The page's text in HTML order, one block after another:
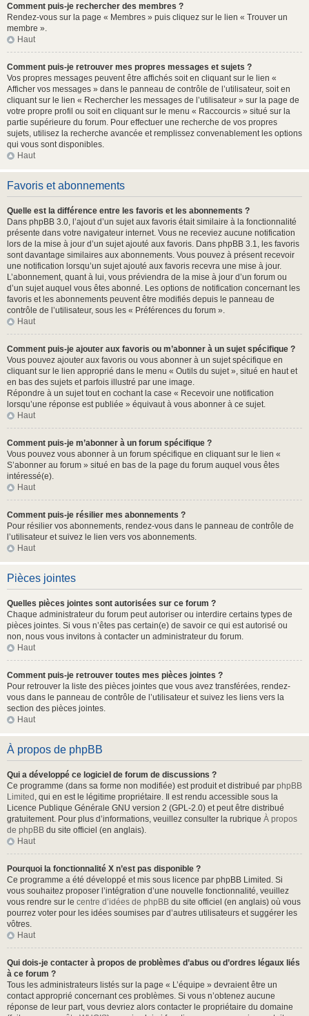
Comment puis-je rechercher des membres ?
Rendez-vous sur la page « Membres » puis cliquez sur le lien « Trouver un
membre ».
Haut
Comment puis-je retrouver mes propres messages et sujets ?
Vos propres messages peuvent être affichés soit en cliquant sur le lien «
Afficher vos messages » dans le panneau de contrôle de l’utilisateur, soit en
cliquant sur le lien « Rechercher les messages de l’utilisateur » sur la page de
votre propre profil ou soit en cliquant sur le menu « Raccourcis » situé sur la
partie supérieure du forum. Pour effectuer une recherche de vos propres
sujets, utilisez la recherche avancée et remplissez convenablement les options
qui vous sont disponibles.
Haut
Favoris et abonnements
Quelle est la différence entre les favoris et les abonnements ?
Dans phpBB 3.0, l’ajout d’un sujet aux favoris était similaire à la fonctionnalité
présente dans votre navigateur internet. Vous ne receviez aucune notification
lors de la mise à jour d’un sujet ajouté aux favoris. Dans phpBB 3.1, les favoris
sont davantage similaires aux abonnements. Vous pouvez à présent recevoir
une notification lorsqu’un sujet ajouté aux favoris recevra une mise à jour.
L’abonnement, quant à lui, vous préviendra de la mise à jour d’un forum ou
d’un sujet auquel vous êtes abonné. Les options de notification concernant les
favoris et les abonnements peuvent être modifiés depuis le panneau de
contrôle de l’utilisateur, sous les « Préférences du forum ».
Haut
Comment puis-je ajouter aux favoris ou m’abonner à un sujet spécifique ?
Vous pouvez ajouter aux favoris ou vous abonner à un sujet spécifique en
cliquant sur le lien approprié dans le menu « Outils du sujet », situé en haut et
en bas des sujets et parfois illustré par une image.
Répondre à un sujet tout en cochant la case « Recevoir une notification
lorsqu’une réponse est publiée » équivaut à vous abonner à ce sujet.
Haut
Comment puis-je m’abonner à un forum spécifique ?
Vous pouvez vous abonner à un forum spécifique en cliquant sur le lien «
S’abonner au forum » situé en bas de la page du forum auquel vous êtes
intéressé(e).
Haut
Comment puis-je résilier mes abonnements ?
Pour résilier vos abonnements, rendez-vous dans le panneau de contrôle de
l’utilisateur et suivez le lien vers vos abonnements.
Haut
Pièces jointes
Quelles pièces jointes sont autorisées sur ce forum ?
Chaque administrateur du forum peut autoriser ou interdire certains types de
pièces jointes. Si vous n’êtes pas certain(e) de savoir ce qui est autorisé ou
non, nous vous invitons à contacter un administrateur du forum.
Haut
Comment puis-je retrouver toutes mes pièces jointes ?
Pour retrouver la liste des pièces jointes que vous avez transférées, rendez-
vous dans le panneau de contrôle de l’utilisateur et suivez les liens vers la
section des pièces jointes.
Haut
À propos de phpBB
Qui a développé ce logiciel de forum de discussions ?
Ce programme (dans sa forme non modifiée) est produit et distribué par phpBB
Limited , qui en est le légitime propriétaire. Il est rendu accessible sous la
Licence Publique Générale GNU version 2 (GPL-2.0) et peut être distribué
gratuitement. Pour plus d’informations, veuillez consulter la rubrique À propos
de phpBB du site officiel (en anglais).
Haut
Pourquoi la fonctionnalité X n’est pas disponible ?
Ce programme a été développé et mis sous licence par phpBB Limited. Si
vous souhaitez proposer l’intégration d’une nouvelle fonctionnalité, veuillez
vous rendre sur le centre d’idées de phpBB du site officiel (en anglais) où vous
pourrez voter pour les idées soumises par d’autres utilisateurs et suggérer les
vôtres.
Haut
Qui dois-je contacter à propos de problèmes d’abus ou d’ordres légaux liés
à ce forum ?
Tous les administrateurs listés sur la page « L’équipe » devraient être un
contact approprié concernant ces problèmes. Si vous n’obtenez aucune
réponse de leur part, vous devriez alors contacter le propriétaire du domaine